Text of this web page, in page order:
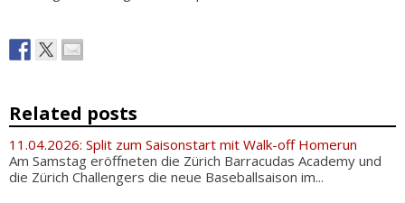
Related posts
11.04.2026: Split zum Saisonstart mit Walk-off Homerun
Am Samstag eröffneten die Zürich Barracudas Academy und
die Zürich Challengers die neue Baseballsaison im...